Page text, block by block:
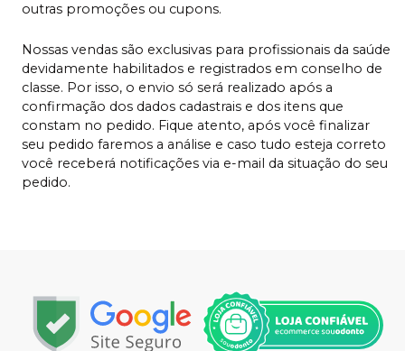
outras promoções ou cupons.
Nossas vendas são exclusivas para profissionais da saúde
devidamente habilitados e registrados em conselho de
classe. Por isso, o envio só será realizado após a
confirmação dos dados cadastrais e dos itens que
constam no pedido. Fique atento, após você finalizar
seu pedido faremos a análise e caso tudo esteja correto
você receberá notificações via e-mail da situação do seu
pedido.